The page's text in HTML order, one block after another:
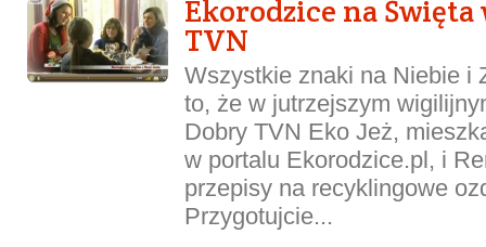
Ekorodzice na Święta
TVN
Wszystkie znaki na Niebie i
to, że w jutrzejszym
Dobry TVN Eko Jeż,
w portalu Ekorodzice.pl, i
przepisy na recyklingowe
Przygotujcie...